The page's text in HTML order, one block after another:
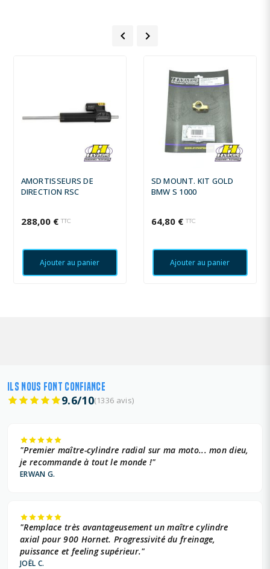
 
AMORTISSEURS DE
DIRECTION RSC
288,00 € TTC
Ajouter au panier
SD MOUNT. KIT GOLD
BMW S 1000
64,80 € TTC
Ajouter au panier
ILS NOUS FONT CONFIANCE
9.6/10(1336 avis)
"Premier maître-cylindre radial sur ma moto... mon dieu,
je recommande à tout le monde !"
ERWAN G.
"Remplace très avantageusement un maître cylindre
axial pour 900 Hornet. Progressivité du freinage,
puissance et feeling supérieur."
JOËL C.